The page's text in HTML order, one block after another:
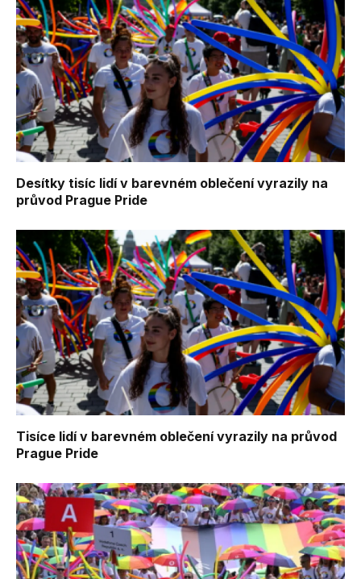
Desítky tisíc lidí v barevném oblečení vyrazily na
průvod Prague Pride
Tisíce lidí v barevném oblečení vyrazily na průvod
Prague Pride